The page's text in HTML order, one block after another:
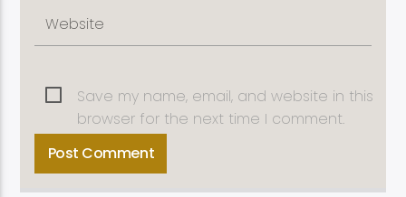
Save my name, email, and website in this
browser for the next time I comment.